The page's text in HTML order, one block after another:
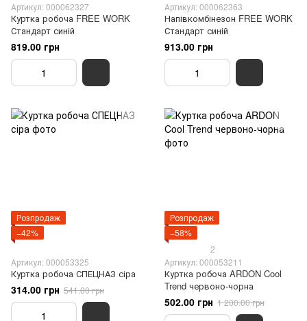
Артикул: 000062327
Куртка робоча FREE WORK
Стандарт синій
819.00 грн
Артикул: 000062363
Напівкомбінезон FREE WORK
Стандарт синій
913.00 грн
Розпродаж
−42%
Артикул: 000053325
Куртка робоча СПЕЦНАЗ сіра
314.00 грн 541.00 грн
Розпродаж
−58%
2
Артикул: 000053211
Куртка робоча ARDON Cool
Trend червоно-чорна
502.00 грн 1 200.00 грн